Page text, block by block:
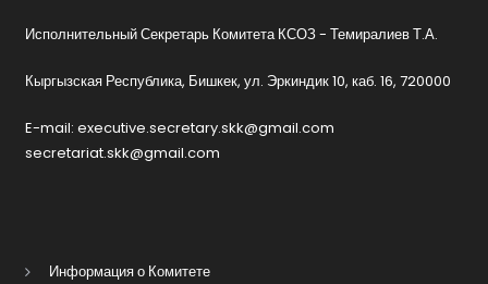
Исполнительный Секретарь Комитета КСОЗ - Темиралиев Т.А.
Кыргызская Республика, Бишкек, ул. Эркиндик 10, каб. 16, 720000
E-mail: executive.secretary.skk@gmail.com
secretariat.skk@gmail.com
Информация о Комитете